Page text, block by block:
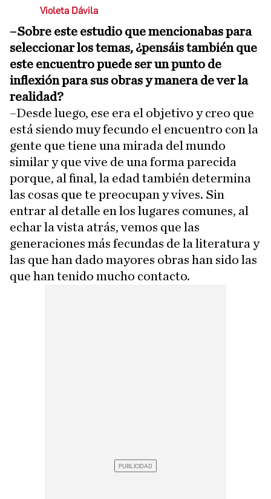
Violeta Dávila
–Sobre este estudio que mencionabas para
seleccionar los temas, ¿pensáis también que
este encuentro puede ser un punto de
inflexión para sus obras y manera de ver la
realidad?
–Desde luego, ese era el objetivo y creo que
está siendo muy fecundo el encuentro con la
gente que tiene una mirada del mundo
similar y que vive de una forma parecida
porque, al final, la edad también determina
las cosas que te preocupan y vives. Sin
entrar al detalle en los lugares comunes, al
echar la vista atrás, vemos que las
generaciones más fecundas de la literatura y
las que han dado mayores obras han sido las
que han tenido mucho contacto.